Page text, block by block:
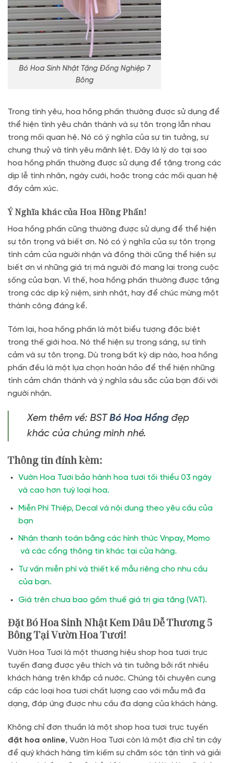
Bó Hoa Sinh Nhật Tặng Đồng Nghiệp 7
Bông
Trong tình yêu, hoa hồng phấn thường được sử dụng để
thể hiện tình yêu chân thành và sự tôn trọng lẫn nhau
trong mối quan hệ. Nó có ý nghĩa của sự tin tưởng, sự
chung thuỷ và tình yêu mãnh liệt. Đây là lý do tại sao
hoa hồng phấn thường được sử dụng để tặng trong các
dịp lễ tình nhân, ngày cưới, hoặc trong các mối quan hệ
đầy cảm xúc.
Ý Nghĩa khác của Hoa Hồng Phấn!
Hoa hồng phấn cũng thường được sử dụng để thể hiện
sự tôn trọng và biết ơn. Nó có ý nghĩa của sự tôn trọng
tình cảm của người nhận và đồng thời cũng thể hiện sự
biết ơn vì những giá trị mà người đó mang lại trong cuộc
sống của bạn. Vì thế, hoa hồng phấn thường được tặng
trong các dịp kỷ niệm, sinh nhật, hay để chúc mừng một
thành công đáng kể.
Tóm lại, hoa hồng phấn là một biểu tượng đặc biệt
trong thế giới hoa. Nó thể hiện sự trong sáng, sự tình
cảm và sự tôn trọng. Dù trong bất kỳ dịp nào, hoa hồng
phấn đều là một lựa chọn hoàn hảo để thể hiện những
tình cảm chân thành và ý nghĩa sâu sắc của bạn đối với
người nhận.
Xem thêm về: BSTBó Hoa Hồng đẹp
khác của chúng mình nhé.
Thông tin đính kèm:
Vườn Hoa Tươi bảo hành hoa tươi tối thiểu 03 ngày
và cao hơn tuỳ loại hoa.
Miễn Phí Thiệp, Decal và nội dung theo yêu cầu của
bạn
Nhận thanh toán bằng các hình thức Vnpay, Momo
và các cổng thông tin khác tại cửa hàng.
Tư vấn miễn phí và thiết kế mẫu riêng cho nhu cầu
của bạn.
Giá trên chưa bao gồm thuế giá trị gia tăng (VAT).
Đặt Bó Hoa Sinh Nhật Kem Dâu Dễ Thương 5
Bông Tại Vườn Hoa Tươi!
Vườn Hoa Tươi là một thương hiệu shop hoa tươi trực
tuyến đang được yêu thích và tin tưởng bởi rất nhiều
khách hàng trên khắp cả nước. Chúng tôi chuyên cung
cấp các loại hoa tươi chất lượng cao với mẫu mã đa
dạng, đáp ứng được nhu cầu đa dạng của khách hàng.
Không chỉ đơn thuần là một shop hoa tươi trực tuyến
đặt hoa online, Vườn Hoa Tươi còn là một địa chỉ tin cậy
để quý khách hàng tìm kiếm sự chăm sóc tận tình và giải